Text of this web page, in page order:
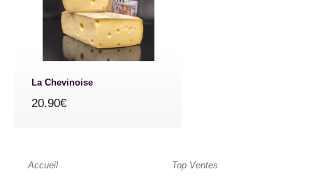
La Chevinoise
20.90€
Accueil
Top Ventes